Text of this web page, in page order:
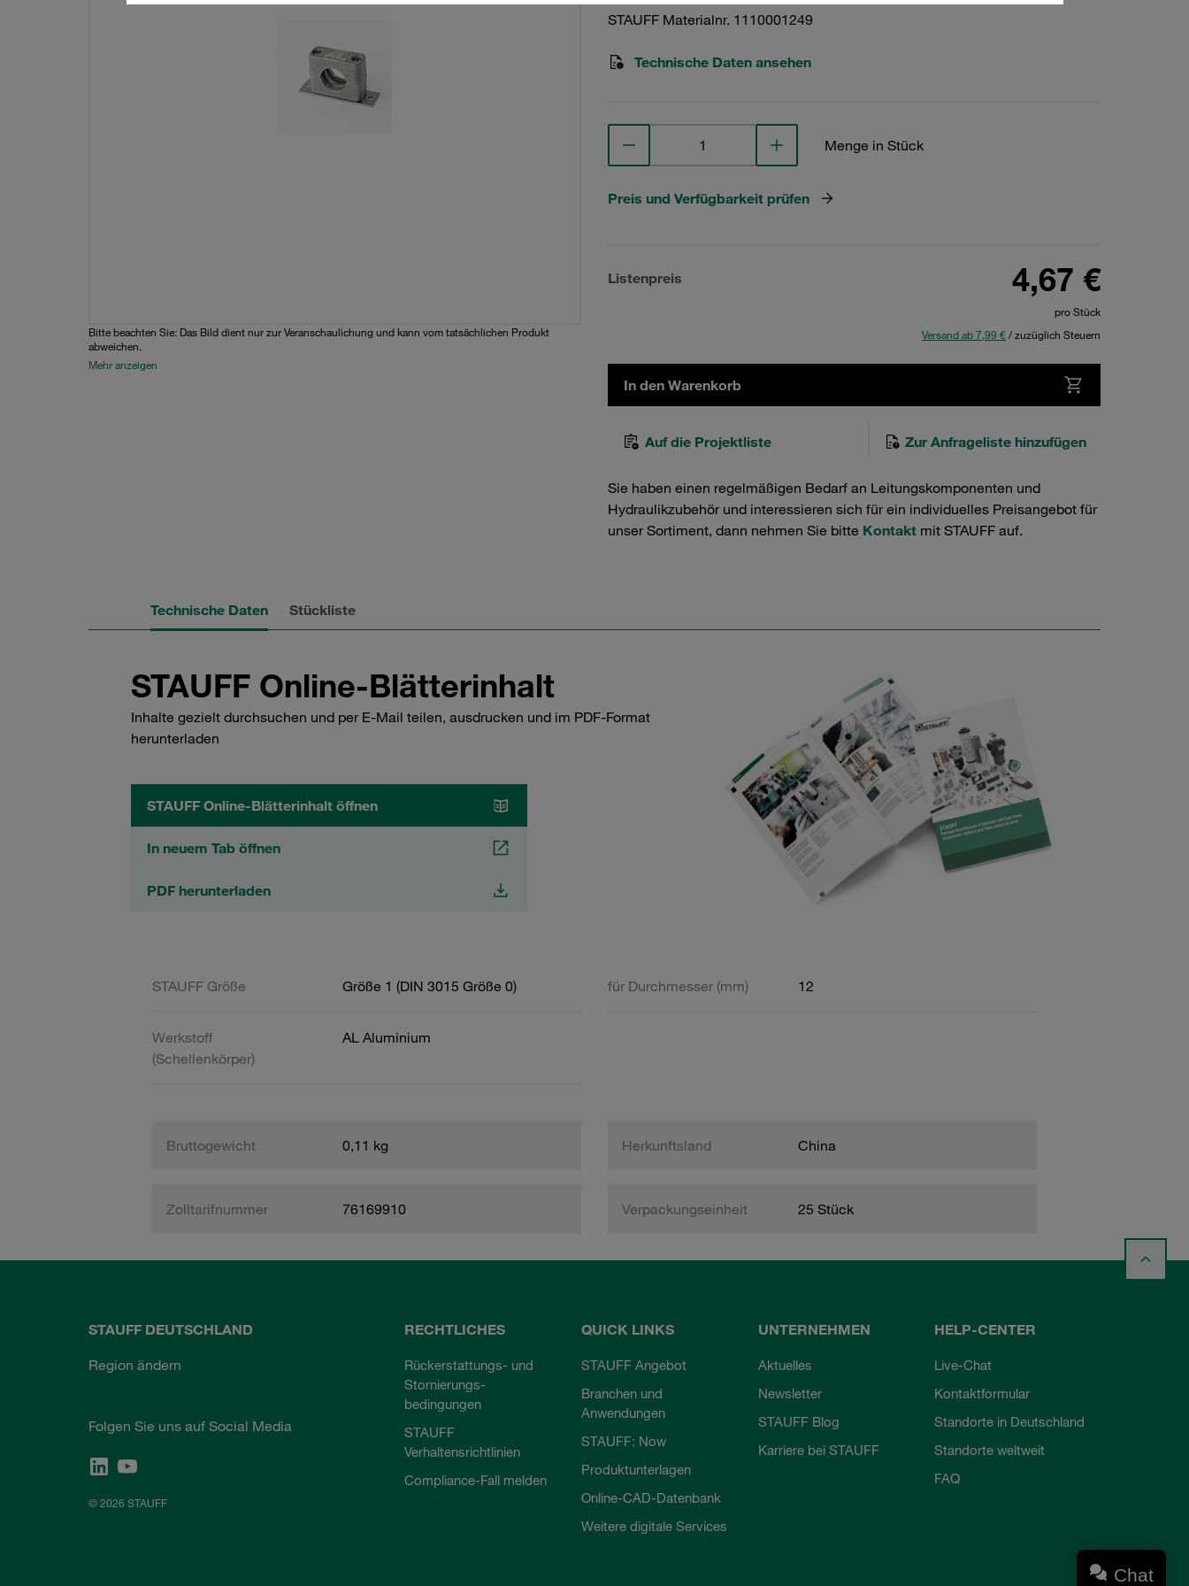
Bitte beachten Sie: Das Bild dient nur zur Veranschaulichung und kann vom tatsächlichen Produkt
abweichen.
Mehr anzeigen
STAUFF Materialnr. 1110001249
Technische Daten ansehen
Menge in Stück
Preis und Verfügbarkeit prüfen
Listenpreis 4,67 €
pro Stück
Versand ab 7,99 €/ zuzüglich Steuern
In den Warenkorb
Auf die Projektliste Zur Anfrageliste hinzufügen
Sie haben einen regelmäßigen Bedarf an Leitungskomponenten und
Hydraulikzubehör und interessieren sich für ein individuelles Preisangebot für
unser Sortiment, dann nehmen Sie bitte Kontakt mit STAUFF auf.
Technische Daten Stückliste
STAUFF Online-Blätterinhalt
Inhalte gezielt durchsuchen und per E-Mail teilen, ausdrucken und im PDF-Format
herunterladen
STAUFF Online-Blätterinhalt öffnen
In neuem Tab öffnen
PDF herunterladen
STAUFF Größe Größe 1 (DIN 3015 Größe 0) für Durchmesser (mm) 12
Werkstoff
(Schellenkörper)
AL Aluminium
Bruttogewicht 0,11 kg Herkunftsland China
Zolltarifnummer 76169910 Verpackungseinheit 25 Stück
STAUFF DEUTSCHLAND
Region ändern
Folgen Sie uns auf Social Media
© 2026 STAUFF
RECHTLICHES
Rückerstattungs- und
Stornierungs-
bedingungen
STAUFF
Verhaltensrichtlinien
Compliance-Fall melden
QUICK LINKS
STAUFF Angebot
Branchen und
Anwendungen
STAUFF: Now
Produktunterlagen
Online-CAD-Datenbank
Weitere digitale Services
UNTERNEHMEN
Aktuelles
Newsletter
STAUFF Blog
Karriere bei STAUFF
HELP-CENTER
Live-Chat
Kontaktformular
Standorte in Deutschland
Standorte weltweit
FAQ
Chat